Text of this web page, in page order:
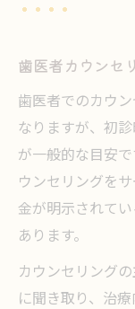
歯医者カウンセ
歯医者でのカウ
なりますが、初
が一般的な目安
ウンセリングを
金が明示されて
あります。
カウンセリング
に聞き取り、治